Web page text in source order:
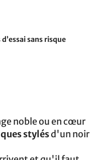
sans risque
noble ou en cœur
stylésd'un noir